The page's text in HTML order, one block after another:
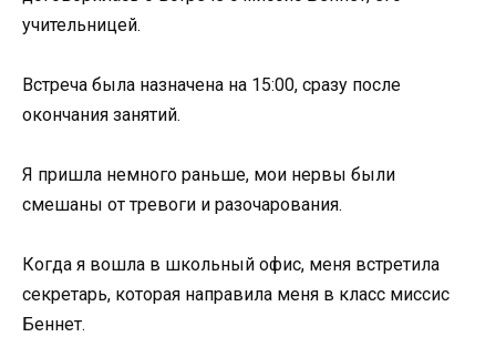
учительницей.
Встреча была назначена на 15:00, сразу после
окончания занятий.
Я пришла немного раньше, мои нервы были
смешаны от тревоги и разочарования.
Когда я вошла в школьный офис, меня встретила
секретарь, которая направила меня в класс миссис
Беннет.